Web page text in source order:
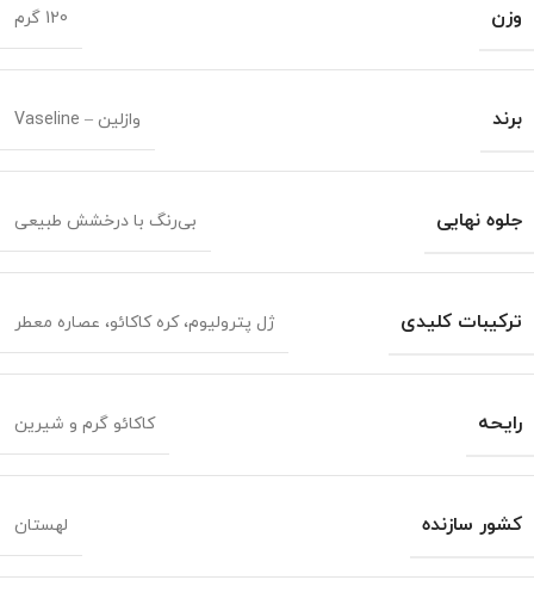
وزن
120 گرم
برند وازلین – Vaseline
جلوه نهایی بی‌رنگ با درخشش طبیعی
ترکیبات کلیدی ژل پترولیوم، کره کاکائو، عصاره معطر
رایحه کاکائو گرم و شیرین
کشور سازنده لهستان